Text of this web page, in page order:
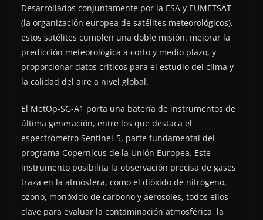
Desarrollados conjuntamente por la ESA y EUMETSAT
(la organización europea de satélites meteorológicos),
estos satélites cumplen una doble misión: mejorar la
predicción meteorológica a corto y medio plazo, y
proporcionar datos críticos para el estudio del clima y
la calidad del aire a nivel global.
El MetOp-SG-A1 porta una batería de instrumentos de
última generación, entre los que destaca el
espectrómetro Sentinel-5, parte fundamental del
programa Copernicus de la Unión Europea. Este
instrumento posibilita la observación precisa de gases
traza en la atmósfera, como el dióxido de nitrógeno,
ozono, monóxido de carbono y aerosoles, todos ellos
clave para evaluar la contaminación atmosférica, la